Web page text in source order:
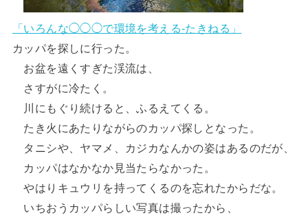
「いろんな◯◯◯で環境を考える-たきねる」
カッパを探しに行った。
お盆を遠くすぎた渓流は、
さすがに冷たく。
川にもぐり続けると、ふるえてくる。
たき火にあたりながらのカッパ探しとなった。
タニシや、ヤマメ、カジカなんかの姿はあるのだが、
カッパはなかなか見当たらなかった。
やはりキュウリを持ってくるのを忘れたからだな。
いちおうカッパらしい写真は撮ったから、